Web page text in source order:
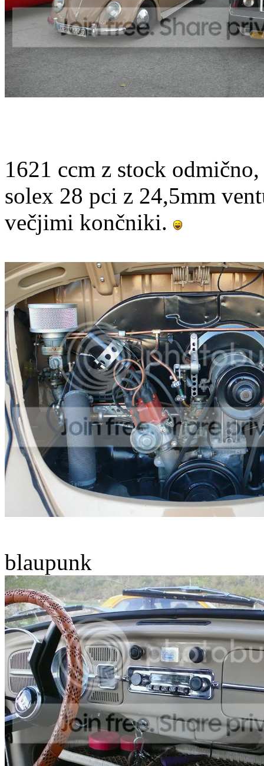
1621 ccm z stock
solex 28 pci z 24,5mm
večjimi končniki.
blaupunk